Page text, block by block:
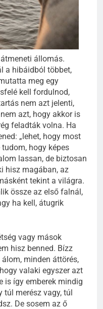
állomás.
a hibáidból többet,
meg egy
kell fordulnod,
nem azt jelenti,
azt, hogy akkor is
feladták volna. Ha
„lehet, hogy most
hogy képes
lassan, de biztosan
hisz magában, az
tekint a világra.
össze az első falnál,
ha kell, átugrik
vagy mások
hisz benned. Bízz
minden áttörés,
valaki egyszer azt
is így emberek mindig
merész vagy, túl
De sosem az ő